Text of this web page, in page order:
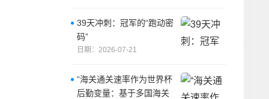
39天冲刺：冠军的“跑动密
码”
日期：2026-07-21
“海关通关速率作为世界杯
后勤变量：基于多国海关